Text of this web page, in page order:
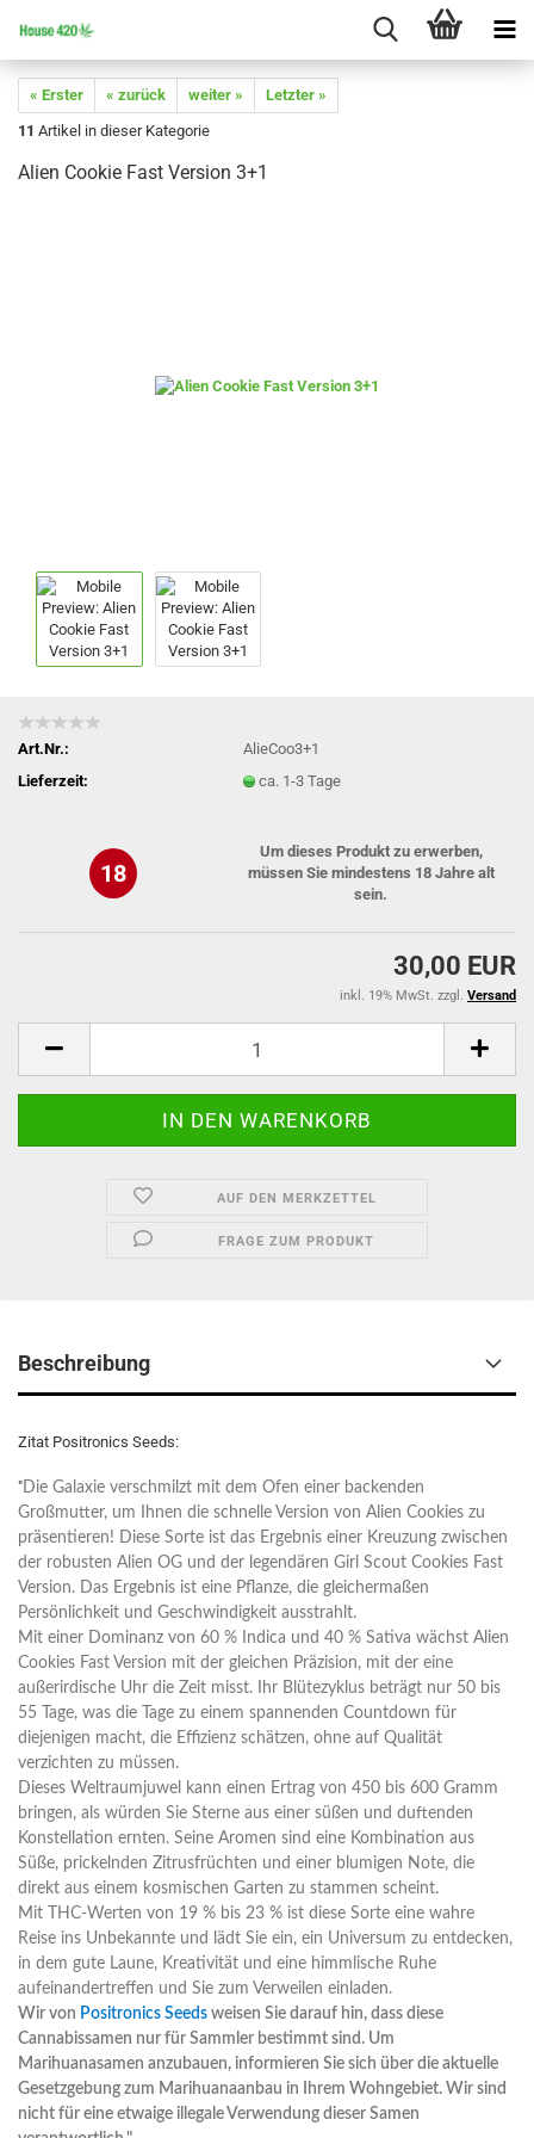
« Erster « zurück weiter »
Letzter »
11 Artikel in dieser Kategorie
Alien Cookie Fast Version 3+1
Art.Nr.:
AlieCoo3+1
Lieferzeit:
ca. 1-3 Tage
18
Um dieses Produkt zu erwerben,
müssen Sie mindestens 18 Jahre alt
sein.
30,00 EUR
inkl. 19% MwSt. zzgl. Versand
AUF DEN MERKZETTEL
FRAGE ZUM PRODUKT
Beschreibung
Zitat Positronics Seeds:
"Die Galaxie verschmilzt mit dem Ofen einer backenden
Großmutter, um Ihnen die schnelle Version von Alien Cookies zu
präsentieren! Diese Sorte ist das Ergebnis einer Kreuzung zwischen
der robusten Alien OG und der legendären Girl Scout Cookies Fast
Version. Das Ergebnis ist eine Pflanze, die gleichermaßen
Persönlichkeit und Geschwindigkeit ausstrahlt.
Mit einer Dominanz von 60 % Indica und 40 % Sativa wächst Alien
Cookies Fast Version mit der gleichen Präzision, mit der eine
außerirdische Uhr die Zeit misst. Ihr Blütezyklus beträgt nur 50 bis
55 Tage, was die Tage zu einem spannenden Countdown für
diejenigen macht, die Effizienz schätzen, ohne auf Qualität
verzichten zu müssen.
Dieses Weltraumjuwel kann einen Ertrag von 450 bis 600 Gramm
bringen, als würden Sie Sterne aus einer süßen und duftenden
Konstellation ernten. Seine Aromen sind eine Kombination aus
Süße, prickelnden Zitrusfrüchten und einer blumigen Note, die
direkt aus einem kosmischen Garten zu stammen scheint.
Mit THC-Werten von 19 % bis 23 % ist diese Sorte eine wahre
Reise ins Unbekannte und lädt Sie ein, ein Universum zu entdecken,
in dem gute Laune, Kreativität und eine himmlische Ruhe
aufeinandertreffen und Sie zum Verweilen einladen.
Wir von Positronics Seeds weisen Sie darauf hin, dass diese
Cannabissamen nur für Sammler bestimmt sind. Um
Marihuanasamen anzubauen, informieren Sie sich über die aktuelle
Gesetzgebung zum Marihuanaanbau in Ihrem Wohngebiet. Wir sind
nicht für eine etwaige illegale Verwendung dieser Samen